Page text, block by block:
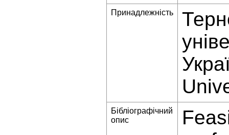
Принадлежність
Бібліографічний
опис